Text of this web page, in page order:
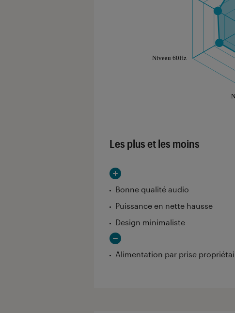
Les plus et les moins
Bonne qualité audio
Puissance en nette hausse
Design minimaliste
Alimentation par prise